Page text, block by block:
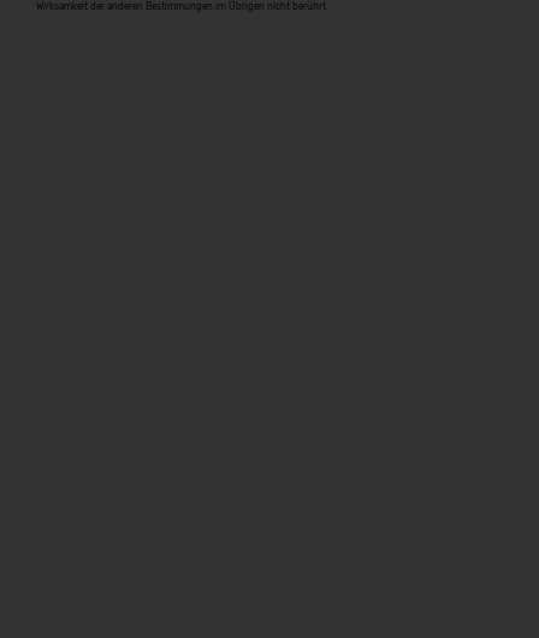
Wirksamkeit der anderen Bestimmungen im Übrigen nicht berührt.